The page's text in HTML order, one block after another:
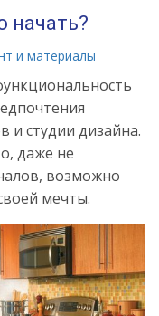
начать?
и материалы
и студии дизайна.
даже не
возможно
мечты.